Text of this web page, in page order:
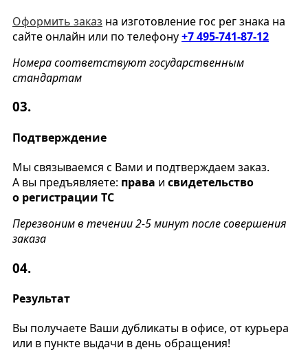
Оформить заказ на изготовление гос рег знака на
сайте онлайн или по телефону+7 495-741-87-12
Номера соответствуют государственным
стандартам
03.
Подтверждение
Мы связываемся с Вами и подтверждаем заказ.
А вы предъявляете: права и свидетельство
о регистрации ТС
Перезвоним в течении 2-5 минут после совершения
заказа
04.
Результат
Вы получаете Ваши дубликаты в офисе, от курьера
или в пункте выдачи в день обращения!